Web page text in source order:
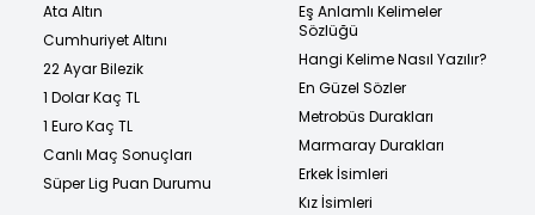
Ata Altın
Cumhuriyet Altını
22 Ayar Bilezik
1 Dolar Kaç TL
1 Euro Kaç TL
Canlı Maç Sonuçları
Süper Lig Puan Durumu
Eş Anlamlı Kelimeler
Sözlüğü
Hangi Kelime Nasıl Yazılır?
En Güzel Sözler
Metrobüs Durakları
Marmaray Durakları
Erkek İsimleri
Kız İsimleri